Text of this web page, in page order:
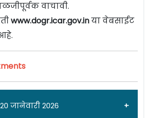
वाचावी.
www.dogr.icar.gov.inया वेबसाईट
जानेवारी 2026